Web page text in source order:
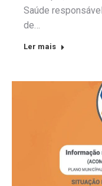
Saúde
de…
Ler mais